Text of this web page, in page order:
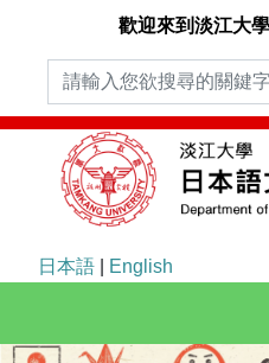
歡迎來到淡江大
日本語 English